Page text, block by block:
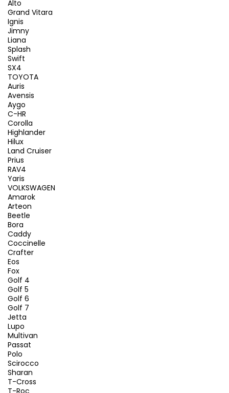
Alto
Grand Vitara
Ignis
Jimny
Liana
Splash
Swift
SX4
TOYOTA
Auris
Avensis
Aygo
C-HR
Corolla
Highlander
Hilux
Land Cruiser
Prius
RAV4
Yaris
VOLKSWAGEN
Amarok
Arteon
Beetle
Bora
Caddy
Coccinelle
Crafter
Eos
Fox
Golf 4
Golf 5
Golf 6
Golf 7
Jetta
Lupo
Multivan
Passat
Polo
Scirocco
Sharan
T-Cross